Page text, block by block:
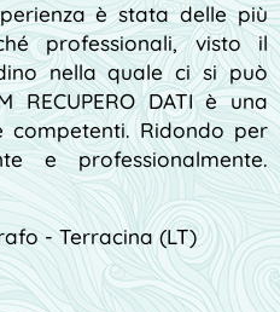
è stata delle più
professionali, visto il
nella quale ci si può
RECUPERO DATI è una
competenti. Ridondo per
e professionalmente.
- Terracina (LT)